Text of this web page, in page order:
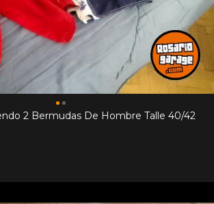
2 Bermudas De Hombre Talle 40/42